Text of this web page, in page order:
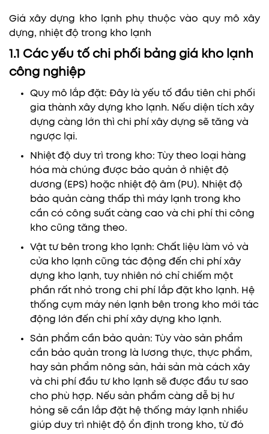
Giá xây dựng kho lạnh phụ thuộc vào quy mô xây
dựng, nhiệt độ trong kho lạnh
1.1 Các yếu tố chi phối bảng giá kho lạnh
công nghiệp
Quy mô lắp đặt: Đây là yếu tố đầu tiên chi phối
gia thành xây dựng kho lạnh. Nếu diện tích xây
dựng càng lớn thì chi phí xây dựng sẽ tăng và
ngược lại.
Nhiệt độ duy trì trong kho: Tùy theo loại hàng
hóa mà chúng được bảo quản ở nhiệt độ
dương (EPS) hoặc nhiệt độ âm (PU). Nhiệt độ
bảo quản càng thấp thì máy lạnh trong kho
cần có công suất càng cao và chi phí thi công
kho cũng tăng theo.
Vật tư bên trong kho lạnh: Chất liệu làm vỏ và
cửa kho lạnh cũng tác động đến chi phí xây
dựng kho lạnh, tuy nhiên nó chỉ chiếm một
phần rất nhỏ trong chi phí lắp đặt kho lạnh. Hệ
thống cụm máy nén lạnh bên trong kho mới tác
động lớn đến chi phí xây dựng kho lạnh.
Sản phẩm cần bảo quản: Tùy vào sản phẩm
cần bảo quản trong là lương thực, thực phẩm,
hay sản phẩm nông sản, hải sản mà cách xây
và chi phí đầu tư kho lạnh sẽ được đầu tư sao
cho phù hợp. Nếu sản phẩm càng dễ bị hư
hỏng sẽ cần lắp đặt hệ thống máy lạnh nhiều
giúp duy trì nhiệt độ ổn định trong kho, từ đó